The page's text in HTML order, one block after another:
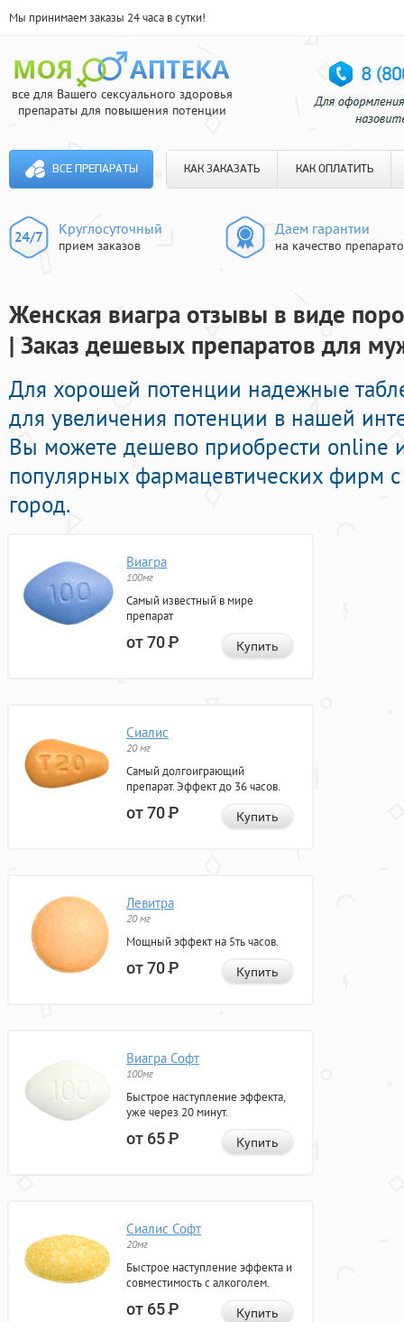
Мы принимаем заказы 24 часа в сутки!
все для Вашего сексуального здоровья
препараты для повышения потенции
ВСЕ ПРЕПАРАТЫ КАК ЗАКАЗАТЬ КАК ОПЛАТИТЬ
Круглосуточный
прием заказов
Даем гарантии
на качество
Женская виагра отзывы в виде
| Заказ дешевых препаратов для
Для хорошей потенции надежные
для увеличения потенции в нашей
Вы можете дешево приобрести online
популярных фармацевтических фирм
город.
Виагра
100мг
Самый известный в мире
препарат
от 70Р Купить
Сиалис
20 мг
Самый долгоиграющий
препарат. Эффект до 36 часов.
от 70Р Купить
Левитра
20 мг
Мощный эффект на 5ть часов.
от 70Р Купить
Виагра Софт
100мг
Быстрое наступление эффекта,
уже через 20 минут.
от 65Р Купить
Сиалис Софт
20мг
Быстрое наступление эффекта и
совместимость с алкоголем.
от 65Р Купить